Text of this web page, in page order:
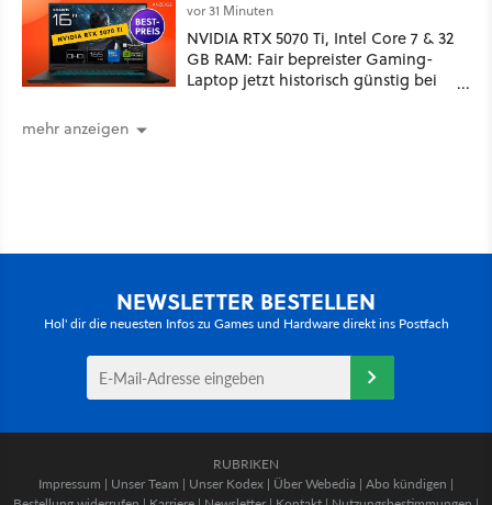
vor 31 Minuten
NVIDIA RTX 5070 Ti, Intel Core 7 & 32
GB RAM: Fair bepreister Gaming-
Laptop jetzt historisch günstig bei
mehr anzeigen
NEWSLETTER BESTELLEN
Hol' dir die neuesten Infos zu Games und Hardware direkt ins Postfach
RUBRIKEN
Impressum | Unser Team | Unser Kodex | Über Webedia | Abo kündigen |